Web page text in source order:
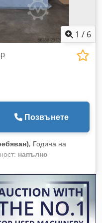
1 / 6
Позвънете
, Година на
напълно
серия 18i-TB КАПАЦИТЕТ
на
83 мм Макс.
от заготовка: 200 мм
мм Макс. диаметър на
двата конуса на